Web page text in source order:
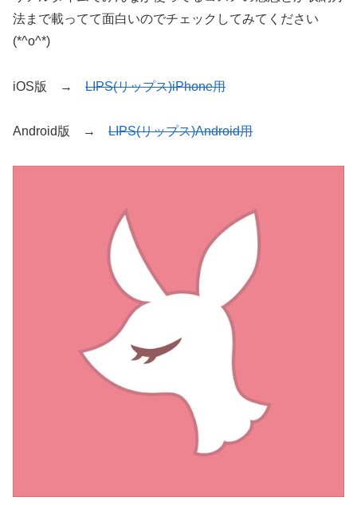
法まで載ってて面白いのでチェックしてみてください
(*^o^*)
iOS版 → LIPS(リップス)iPhone用
Android版 → LIPS(リップス)Android用